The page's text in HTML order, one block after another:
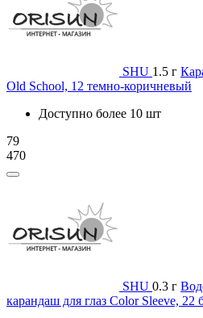
SHU 1.5 г
Old School, 12 темно-коричневый
Доступно более 10 шт
79
470
SHU 0.3 г
карандаш для глаз Color Sleeve, 22